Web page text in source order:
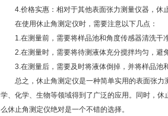
4.价格实惠：相对于其他表面张力测量仪器，休
在使用休止角测定仪时，需要注意以下几点：
1.在测量前，需要将样品池和角度传感器清洗干净
2.在测量时，需要将待测液体充分搅拌均匀，避免
3.在测量后，需要及时将液体倒掉，并将样品池
总之，休止角测定仪是一种简单实用的表面张力
学、化学、生物等领域得到了广泛的应用。同时，
么休止角测定仪绝对是一个不错的选择。